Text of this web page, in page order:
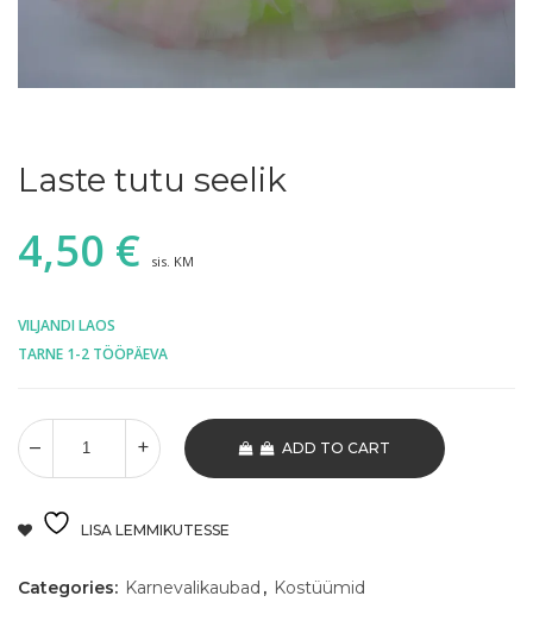
Laste tutu seelik
4,50 € sis. KM
VILJANDI LAOS
TARNE 1-2 TÖÖPÄEVA
ADD TO CART
LISA LEMMIKUTESSE
Categories: Karnevalikaubad , Kostüümid